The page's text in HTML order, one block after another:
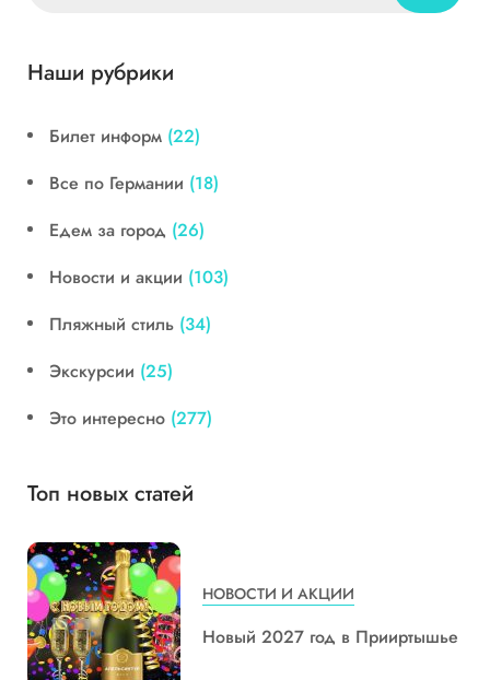
Наши рубрики
Билет информ (22)
Все по Германии (18)
Едем за город (26)
Новости и акции (103)
Пляжный стиль (34)
Экскурсии (25)
Это интересно (277)
Топ новых статей
НОВОСТИ И АКЦИИ
Новый 2027 год в Прииртышье